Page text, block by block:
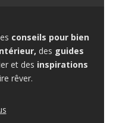
conseils pour bien
des guides
et des inspirations
rêver.